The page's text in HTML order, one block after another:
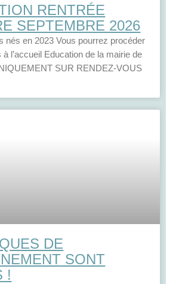
RENTRÉE
SEPTEMBRE 2026
nés en 2023 Vous pourrez procéder
l’accueil Education de la mairie de
SUR RENDEZ-VOUS
DE
SONT
!